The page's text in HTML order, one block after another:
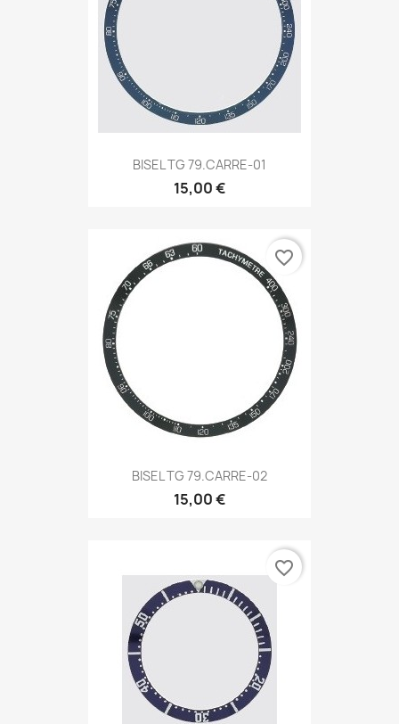
BISEL TG 79.CARRE-01
15,00 €
BISEL TG 79.CARRE-02
15,00 €
favorite_border
favorite_border